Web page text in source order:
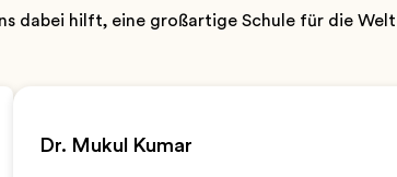
dabei hilft, eine großartige Schule für die
Dr. Mukul Kumar